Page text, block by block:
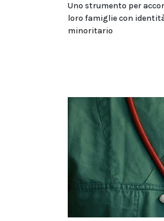
Uno strumento per
loro famiglie con
minoritario